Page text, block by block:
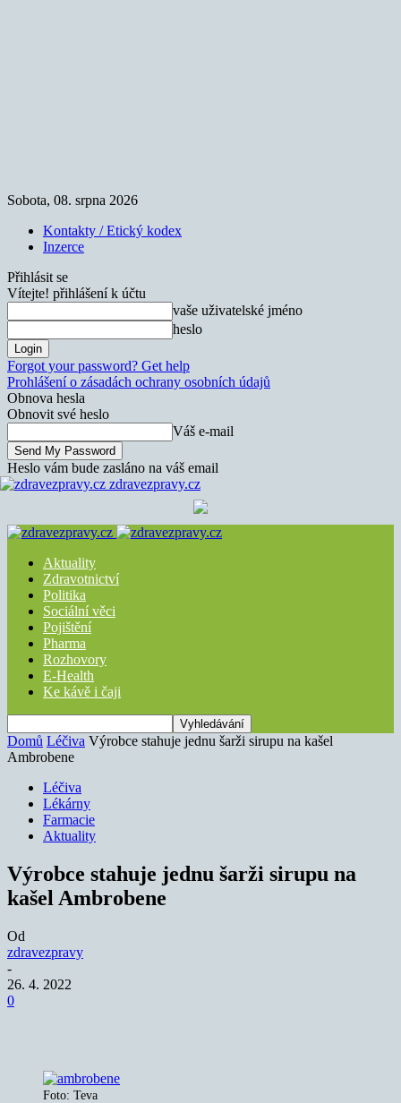
Sobota, 08. srpna 2026
Kontakty / Etický kodex
Inzerce
Přihlásit se
Vítejte! přihlášení k účtu
vaše uživatelské jméno
heslo
Forgot your password? Get help
Prohlášení o zásadách ochrany osobních údajů
Obnova hesla
Obnovit své heslo
Váš e-mail
Heslo vám bude zasláno na váš email
zdravezpravy.cz
Aktuality
Zdravotnictví
Politika
Sociální věci
Pojištění
Pharma
Rozhovory
E-Health
Ke kávě i čaji
Domů Léčiva Výrobce stahuje jednu šarži sirupu na kašel
Ambrobene
Léčiva
Lékárny
Farmacie
Aktuality
Výrobce stahuje jednu šarži sirupu na
kašel Ambrobene
Od
zdravezpravy
-
26. 4. 2022
0
Foto: Teva